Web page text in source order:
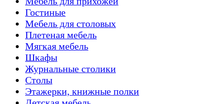
Гостиные
Мебель для столовых
Плетеная мебель
Мягкая мебель
Шкафы
Журнальные столики
Столы
Этажерки, книжные полки